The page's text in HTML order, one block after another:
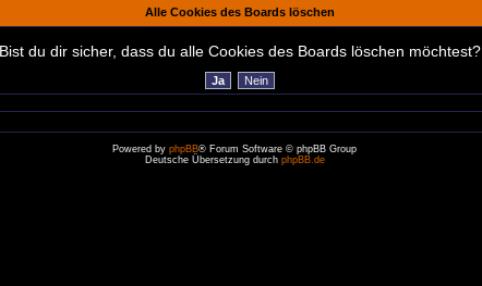
Alle Cookies des Boards löschen
Bist du dir sicher, dass du alle Cookies des Boards löschen möchtest?
Powered by phpBB® Forum Software © phpBB Group
Deutsche Übersetzung durch phpBB.de